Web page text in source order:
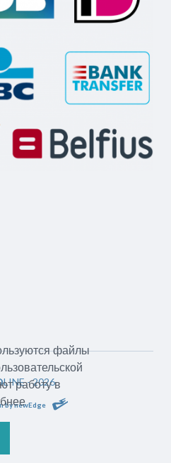
файлы
работу в
LINE - 2026
by newEdge